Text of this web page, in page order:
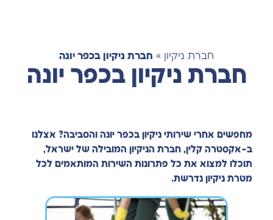
חברת ניקיון » חברת ניקיון בכפר יונה
חברת ניקיון בכפר יונה
מחפשים אחרי שירותי ניקיון בכפר יונה והסביבה? אצלנו
ב-אקסטרה קלין, חברת הניקיון המובילה של ישראל,
תוכלו למצוא את כל פתרונות השירות המותאמים לכל
מטרת ניקיון נדרשת.